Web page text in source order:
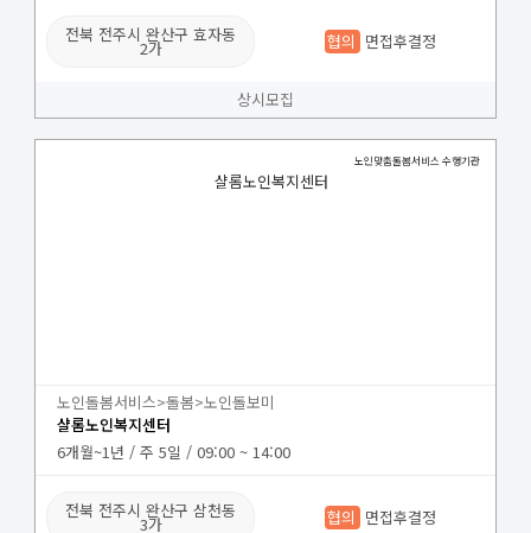
전북 전주시 완산구 효자동
2가 협의 면접후결정
상시모집
노인맞춤돌봄서비스 수행기관
샬롬노인복지센터
노인돌봄서비스>돌봄>노인돌보미
샬롬노인복지센터
6개월~1년 / 주 5일 / 09:00 ~ 14:00
전북 전주시 완산구 삼천동
3가 협의 면접후결정